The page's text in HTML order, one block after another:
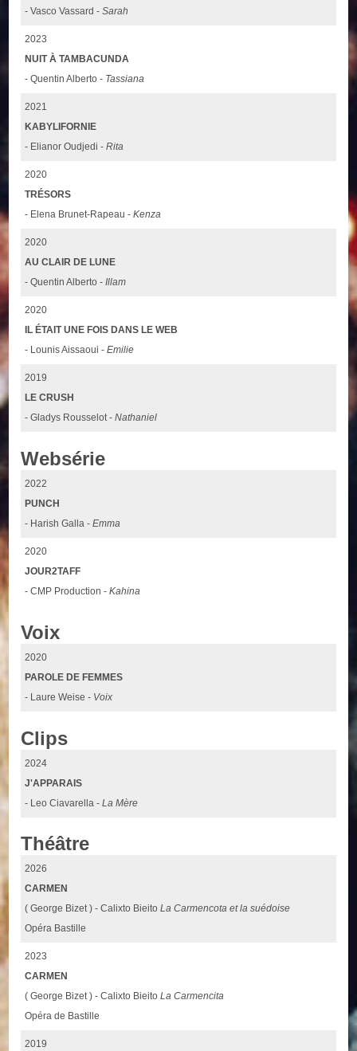
- Vasco Vassard -Sarah
2023
NUIT À TAMBACUNDA
- Quentin Alberto - Tassiana
2021
KABYLIFORNIE
- Elianor Oudjedi -Rita
2020
TRÉSORS
- Elena Brunet-Rapeau -Kenza
2020
AU CLAIR DE LUNE
- Quentin Alberto -Illam
2020
IL ÉTAIT UNE FOIS DANS LE WEB
- Lounis Aissaoui -Emilie
2019
LE CRUSH
- Gladys Rousselot -Nathaniel
Websérie
2022
PUNCH
- Harish Galla -Emma
2020
JOUR2TAFF
- CMP Production -Kahina
Voix
2020
PAROLE DE FEMMES
- Laure Weise - Voix
Clips
2024
J'APPARAIS
- Leo Ciavarella -La Mère
Théâtre
2026
CARMEN
( George Bizet ) - Calixto BieitoLa Carmencota et la suédoise
Opéra Bastille
2023
CARMEN
( George Bizet ) - Calixto BieitoLa Carmencita
Opéra de Bastille
2019